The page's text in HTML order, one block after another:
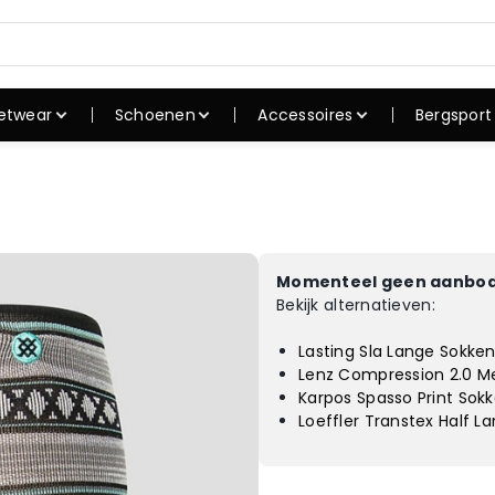
broeken
Schoenen Accessoires
Hoeden
Riemen
Sokken
Horloges
Bergsport
Momenteel geen
Bekijk alternatieven:
Lasting Sla Lange
Lenz Compression 2.0
Karpos Spasso Print
Loeffler Transtex Half